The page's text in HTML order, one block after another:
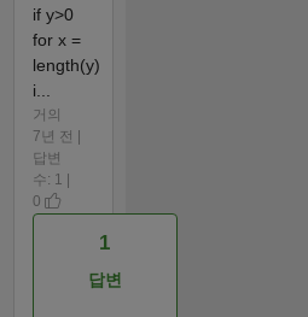
if y>0
for x =
length(y)
i...
거의
7년 전 |
답변
수: 1 |
0
1
답변